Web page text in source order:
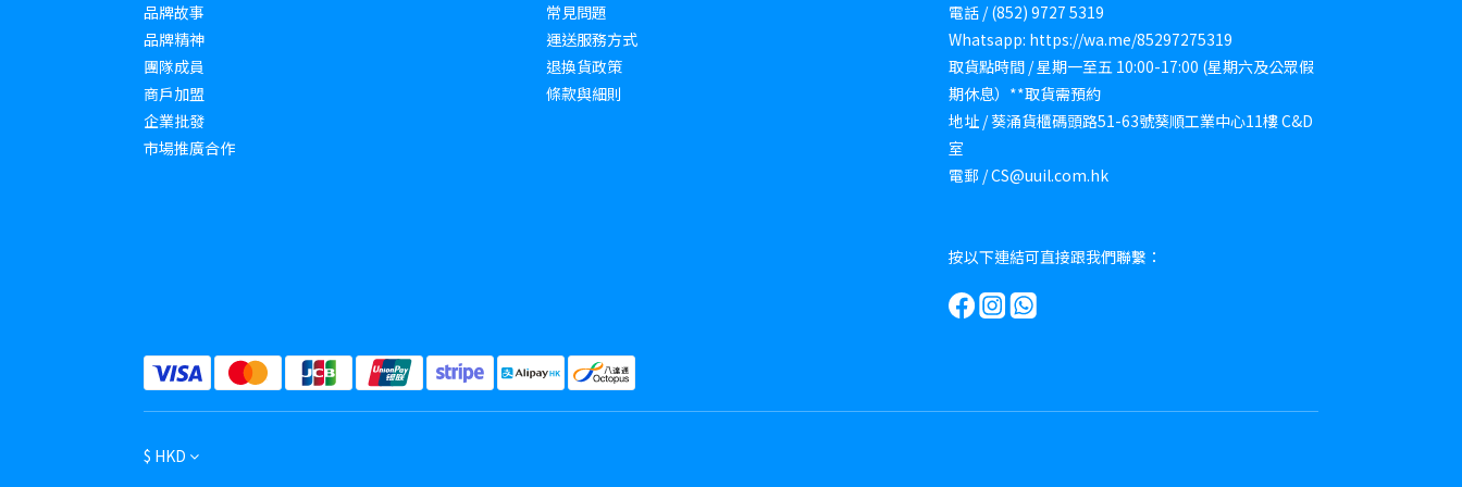
品牌故事
品牌精神
團隊成員
商戶加盟
企業批發
市場推廣合作
常見問題
運送服務方式
退換貨政策
條款與細則
電話 / (852) 9727 5319
Whatsapp: https://wa.me/85297275319
取貨點時間 / 星期一至五 10:00-17:00 (星期六及公眾假
期休息）**取貨需預約
地址 / 葵涌貨櫃碼頭路51-63號葵順工業中心11樓 C&D
室
電郵 / CS@uuil.com.hk
按以下連結可直接跟我們聯繫：
$ HKD